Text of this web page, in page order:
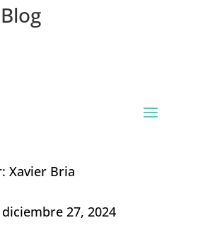
Xavier Bria
27, 2024